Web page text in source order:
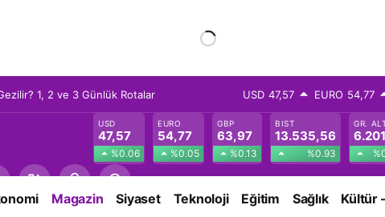
1, 2 ve 3 Günlük Rotalar USD 47,57 EURO 54,77
USD
47,57
%0.06
EURO
54,77
%0.05
GBP
63,97
%0.13
BIST
13.535,56
%0.93
GR.
Magazin Siyaset Teknoloji Eğitim Sağlık Kültür